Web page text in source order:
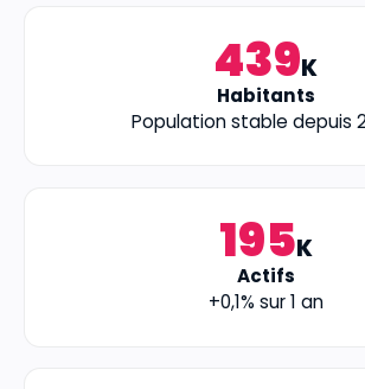
439K
Habitants
Population stable depuis
195K
Actifs
+0,1% sur 1 an